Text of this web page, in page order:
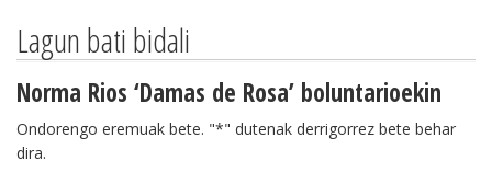
Lagun bati bidali
Norma Rios ‘Damas de Rosa’ boluntarioekin
Ondorengo eremuak bete. "*" dutenak derrigorrez bete behar
dira.